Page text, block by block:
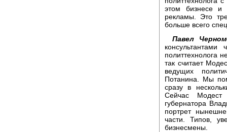
этом бизнесе
рекламы. Это
больше всего
Павел
политтехнолога
так считает
ведущих
Потанина. Мы
сразу в
Сейчас Модест
губернатора
портрет
части. Типов,
бизнесмены.